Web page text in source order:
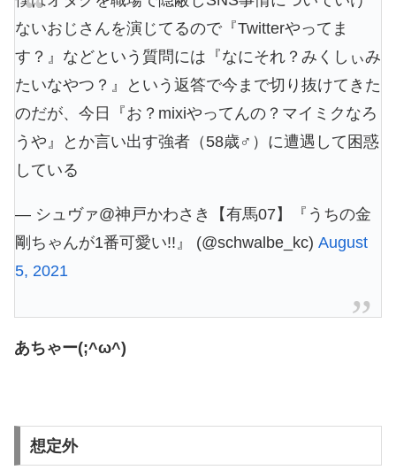
ないおじさんを演じてるので『Twitterやってま
す？』などという質問には『なにそれ？みくしぃみ
たいなやつ？』という返答で今まで切り抜けてきた
のだが、今日『お？mixiやってんの？マイミクなろ
うや』とか言い出す強者（58歳♂）に遭遇して困惑
している
— シュヴァ@神戸かわさき【有馬07】『うちの金
剛ちゃんが1番可愛い!!』 (@schwalbe_kc) August
5, 2021
あちゃー(;^ω^)
想定外